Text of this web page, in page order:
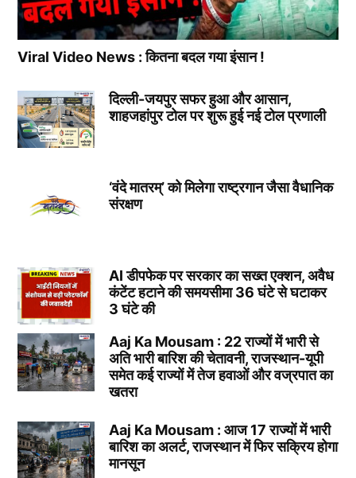
Viral Video News : कितना बदल गया इंसान !
दिल्ली-जयपुर सफर हुआ और आसान,
शाहजहांपुर टोल पर शुरू हुई नई टोल प्रणाली
‘वंदे मातरम्’ को मिलेगा राष्ट्रगान जैसा वैधानिक
संरक्षण
AI डीपफेक पर सरकार का सख्त एक्शन, अवैध
कंटेंट हटाने की समयसीमा 36 घंटे से घटाकर
3 घंटे की
Aaj Ka Mousam : 22 राज्यों में भारी से
अति भारी बारिश की चेतावनी, राजस्थान-यूपी
समेत कई राज्यों में तेज हवाओं और वज्रपात का
खतरा
Aaj Ka Mousam : आज 17 राज्यों में भारी
बारिश का अलर्ट, राजस्थान में फिर सक्रिय होगा
मानसून